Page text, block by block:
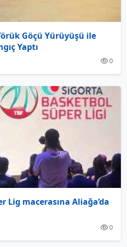
Göçü Yürüyüşü ile
Yaptı
0
Lig macerasına Aliağa’da
0